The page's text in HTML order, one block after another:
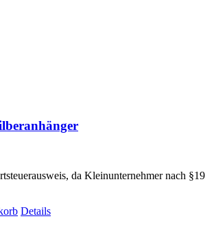
da Kleinunternehmer nach §19
Details